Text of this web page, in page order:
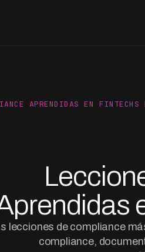
APRENDIDAS EN FINTECHS
lecciones de compliance
compliance,